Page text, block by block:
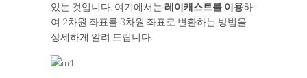
있는 것입니다. 여기에서는 레이캐스트를 이용하
여 2차원 좌표를 3차원 좌표로 변환하는 방법을
상세하게 알려 드립니다.